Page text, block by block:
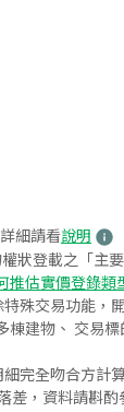
細請看說明
狀登載之「主
推估實價登錄類
殊交易功能，
建物、 交易
完全吻合方計
，資料請斟酌